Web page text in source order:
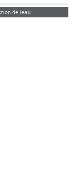
de leau